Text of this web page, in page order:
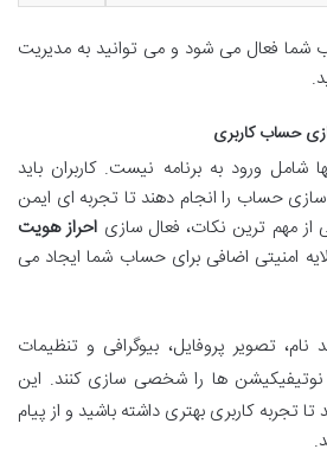
شما فعال می شود و می توانید به مدیریت
حساب کاربری
شامل ورود به برنامه نیست. کاربران باید
حساب را انجام دهند تا تجربه ای ایمن
مهم ترین نکات، فعال سازی احراز هویت
امنیتی اضافی برای حساب شما ایجاد می
نام، تصویر پروفایل، بیوگرافی و تنظیمات
ها را شخصی سازی کنند. این
تجربه کاربری بهتری داشته باشید و از پیام